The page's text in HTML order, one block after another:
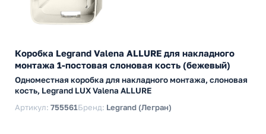
Коробка Legrand Valena ALLURE для накладного
монтажа 1-постовая слоновая кость (бежевый)
Одноместная коробка для накладного монтажа, слоновая
кость, Legrand LUX Valena ALLURE
Артикул: 755561Бренд: Legrand (Легран)